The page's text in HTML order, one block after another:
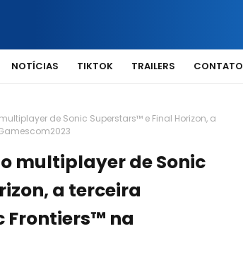
NOTÍCIAS TIKTOK TRAILERS CONTATO
de Sonic Superstars™ e Final Horizon, a
multiplayer de Sonic
a terceira
Frontiers™ na